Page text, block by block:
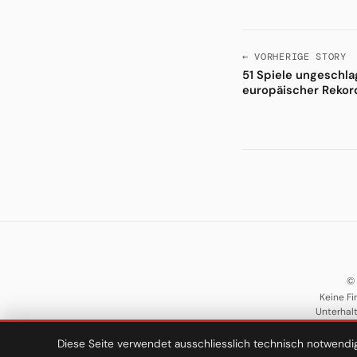
← VORHERIGE STORY
51 Spiele
europäischer
©
Keine
Diese Seite verwendet ausschliesslich technisch